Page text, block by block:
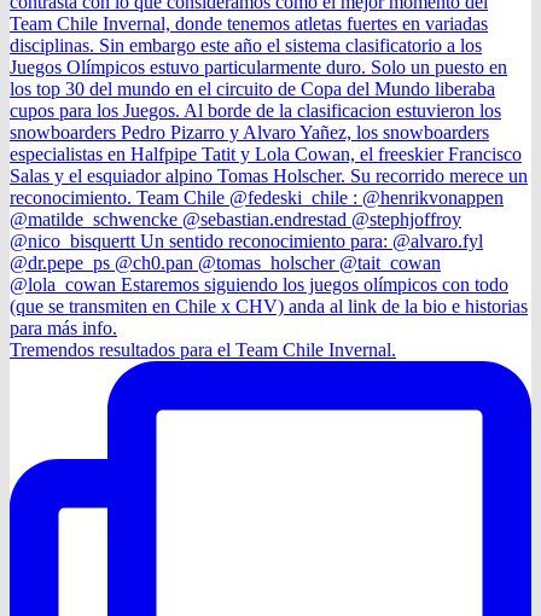
Tremendos resultados para el Team Chile Invernal.